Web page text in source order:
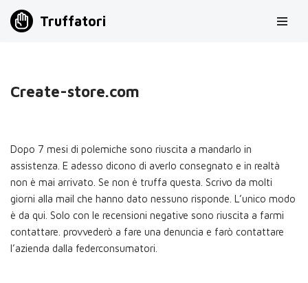
Truffatori
Create-store.com
Dopo 7 mesi di polemiche sono riuscita a mandarlo in
assistenza. E adesso dicono di averlo consegnato e in realtà
non è mai arrivato. Se non è truffa questa. Scrivo da molti
giorni alla mail che hanno dato nessuno risponde. L’unico modo
è da qui. Solo con le recensioni negative sono riuscita a farmi
contattare. provvederò a fare una denuncia e farò contattare
l’azienda dalla federconsumatori.